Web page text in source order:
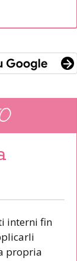
interni fin
propria